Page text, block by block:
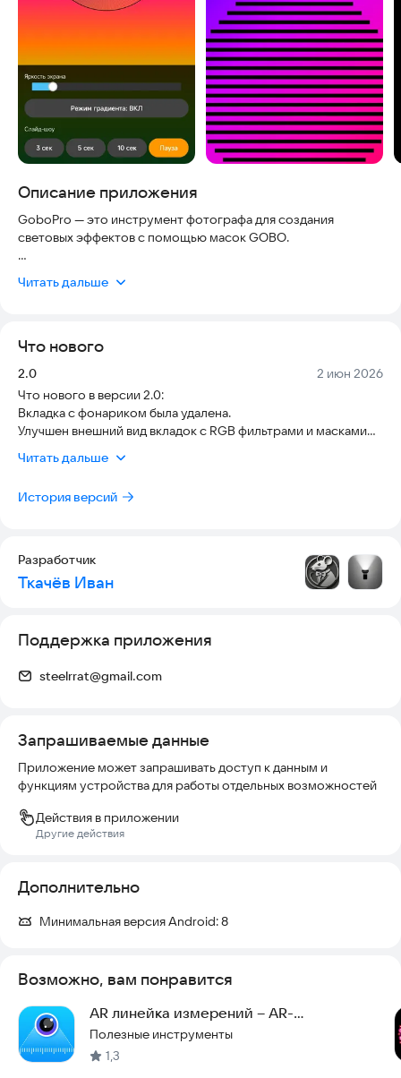
Описание приложения
GoboPro — это инструмент фотографа для создания
световых эффектов с помощью масок GOBO.
паттерны.
• RGB-подсветка — цветовой круг, градиент и слайд-шоу.
• Текстовые маски — создайте свой узор из любой фразы.
Читать дальше
Что нового
Версия:
2.0 Дата:
2 июн 2026
Что нового в версии 2.0:
Вкладка с фонариком была удалена.
Улучшен внешний вид вкладок с RGB фильтрами и масками
Читать дальше
История версий
Разработчик
Ткачёв Иван
Поддержка приложения
steelrrat@gmail.com
Запрашиваемые данные
Приложение может запрашивать доступ к данным и
функциям устройства для работы отдельных возможностей
Действия в приложении
Другие действия
Дополнительно
Минимальная версия Android:8
Возможно, вам понравится
AR линейка измерений – AR-
измерительный инструмент
Полезные инструменты
1,3